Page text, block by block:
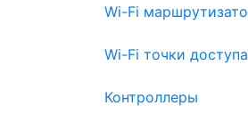
Wi-Fi
Wi-Fi точки доступа
Контроллеры